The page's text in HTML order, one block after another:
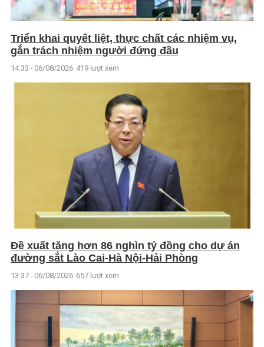
Triển khai quyết liệt, thực chất các nhiệm vụ,
gắn trách nhiệm người đứng đầu
14:33 - 06/08/2026 419 lượt xem
Đề xuất tăng hơn 86 nghìn tỷ đồng cho dự án
đường sắt Lào Cai-Hà Nội-Hải Phòng
13:37 - 06/08/2026 657 lượt xem